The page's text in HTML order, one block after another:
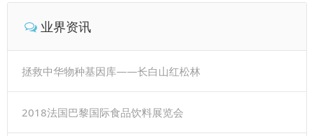
业界资讯
拯救中华物种基因库——长白山红松林
2018法国巴黎国际食品饮料展览会